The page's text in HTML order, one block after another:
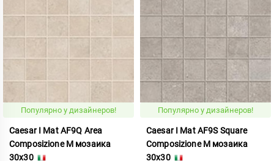
Популярно у дизайнеров!
Caesar I Mat AF9Q Area
Composizione M мозаика
30x30
Популярно у дизайнеров!
Caesar I Mat AF9S Square
Composizione M мозаика
30x30